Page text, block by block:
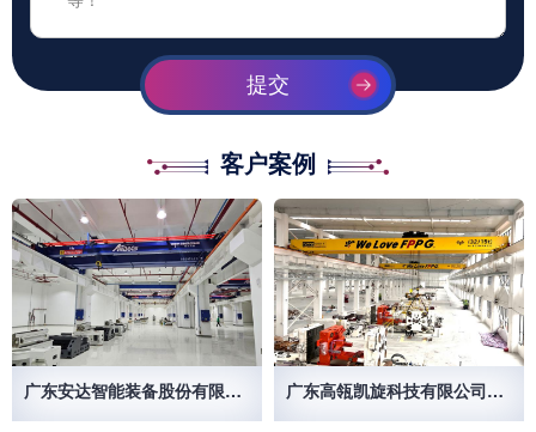
提交
客户案例
广东安达智能装备股份有限公司 广东高瓴凯旋科技有限公司50/10T 32/10T欧式起重机